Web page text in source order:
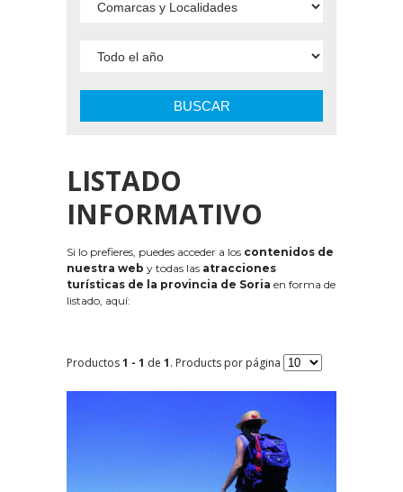
BUSCAR
LISTADO
INFORMATIVO
Si lo prefieres, puedes acceder a los contenidos de
nuestra web y todas las atracciones
turísticas de la provincia de Soria en forma de
listado, aquí:
Productos1 - 1 de 1. Products por página